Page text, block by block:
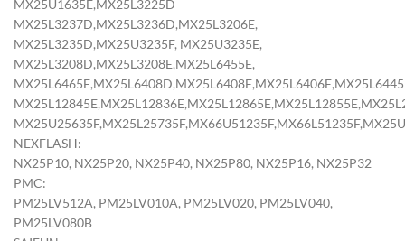
MX25U1635E,MX25L3225D
MX25L3237D,MX25L3236D,MX25L3206E,
MX25L3235D,MX25U3235F, MX25U3235E,
MX25L3208D,MX25L3208E,MX25L6455E,
NEXFLASH:
NX25P10, NX25P20, NX25P40, NX25P80, NX25P16, NX25P32
PMC:
PM25LV512A, PM25LV010A, PM25LV020, PM25LV040,
PM25LV080B